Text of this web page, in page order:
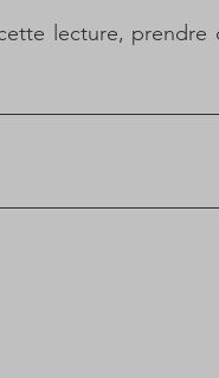
lecture, prendre